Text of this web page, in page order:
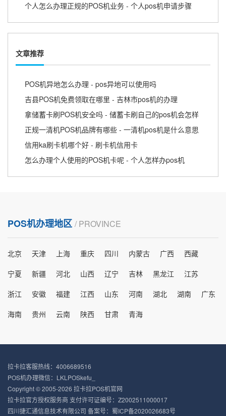
个人怎么办理正规的POS机业务 - 个人pos机申请步骤
文章推荐
POS机异地怎么办理 - pos异地可以使用吗
吉县POS机免费领取在哪里 - 吉林市pos机的办理
拿储蓄卡刷POS机安全吗 - 储蓄卡刷自己的pos机会怎样
正规一清机POS机品牌有哪些 - 一清机pos机是什么意思
信用ka刷卡机哪个好 - 刷卡机信用卡
怎么办理个人使用的POS机卡呢 - 个人怎样办pos机
POS机办理地区 / PROVINCE
北京 天津 上海 重庆 四川 内蒙古 广西
西藏
宁夏
新疆 河北 山西 辽宁 吉林 黑龙江
江苏
浙江
安徽 福建 江西 山东 河南 湖北 湖南
广东
海南
贵州 云南 陕西 甘肃 青海
拉卡拉客服热线：4006689516
POS机办理微信：LKLPOSkefu_
Copyright © 2005-2026 拉卡拉POS机官网
拉卡拉官方授权服务商 支付许可证编号：Z2002511000017
四川捷汇通信息技术有限公司 备案号： 蜀ICP备2020026683号